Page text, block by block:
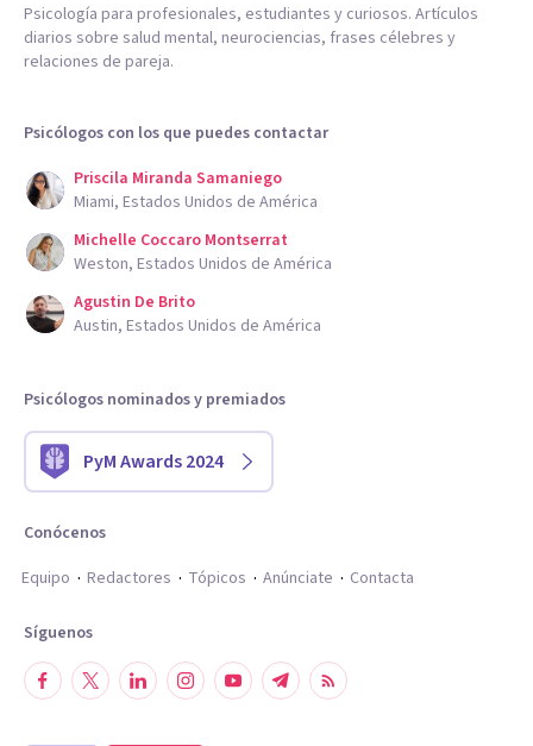
Psicología para profesionales, estudiantes y curiosos. Artículos
diarios sobre salud mental, neurociencias, frases célebres y
relaciones de pareja.
Psicólogos con los que puedes contactar
Priscila Miranda Samaniego
Miami, Estados Unidos de América
Michelle Coccaro Montserrat
Weston, Estados Unidos de América
Agustin De Brito
Austin, Estados Unidos de América
Psicólogos nominados y premiados
PyM Awards 2024
Conócenos
Equipo
Redactores Tópicos Anúnciate Contacta
Síguenos